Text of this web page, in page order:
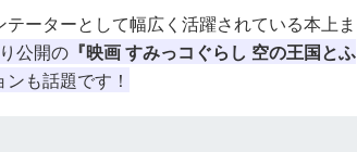
ーターとして幅広く活躍されている本上ま
公開の 『映画 すみっコぐらし 空の王国とふ
も話題です！